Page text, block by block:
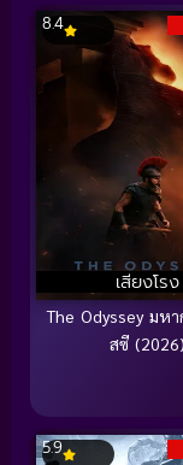
เสียงโรง
8.4
The Odyssey มห
สซี (2026)
5.9